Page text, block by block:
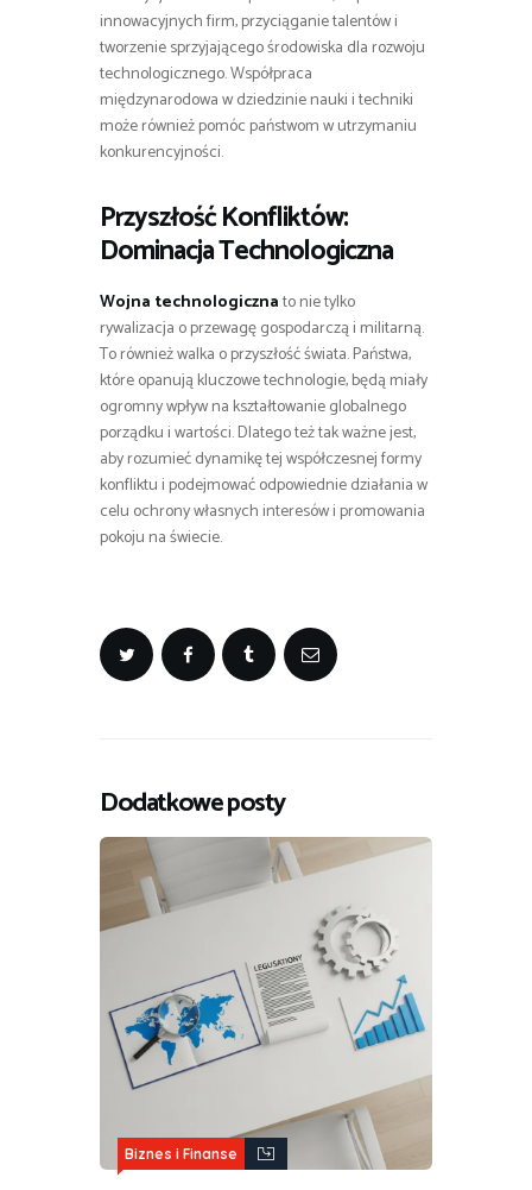
innowacyjnych firm, przyciąganie talentów i
tworzenie sprzyjającego środowiska dla rozwoju
technologicznego. Współpraca
międzynarodowa w dziedzinie nauki i techniki
może również pomóc państwom w utrzymaniu
konkurencyjności.
Przyszłość Konfliktów:
Dominacja Technologiczna
Wojna technologicznato nie tylko
rywalizacja o przewagę gospodarczą i militarną.
To również walka o przyszłość świata. Państwa,
które opanują kluczowe technologie, będą miały
ogromny wpływ na kształtowanie globalnego
porządku i wartości. Dlatego też tak ważne jest,
aby rozumieć dynamikę tej współczesnej formy
konfliktu i podejmować odpowiednie działania w
celu ochrony własnych interesów i promowania
pokoju na świecie.
Dodatkowe posty
Biznes i Finanse